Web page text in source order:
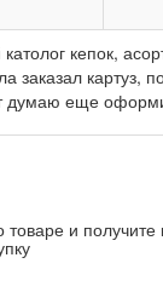
кепок,
заказал картуз,
думаю еще
товаре и